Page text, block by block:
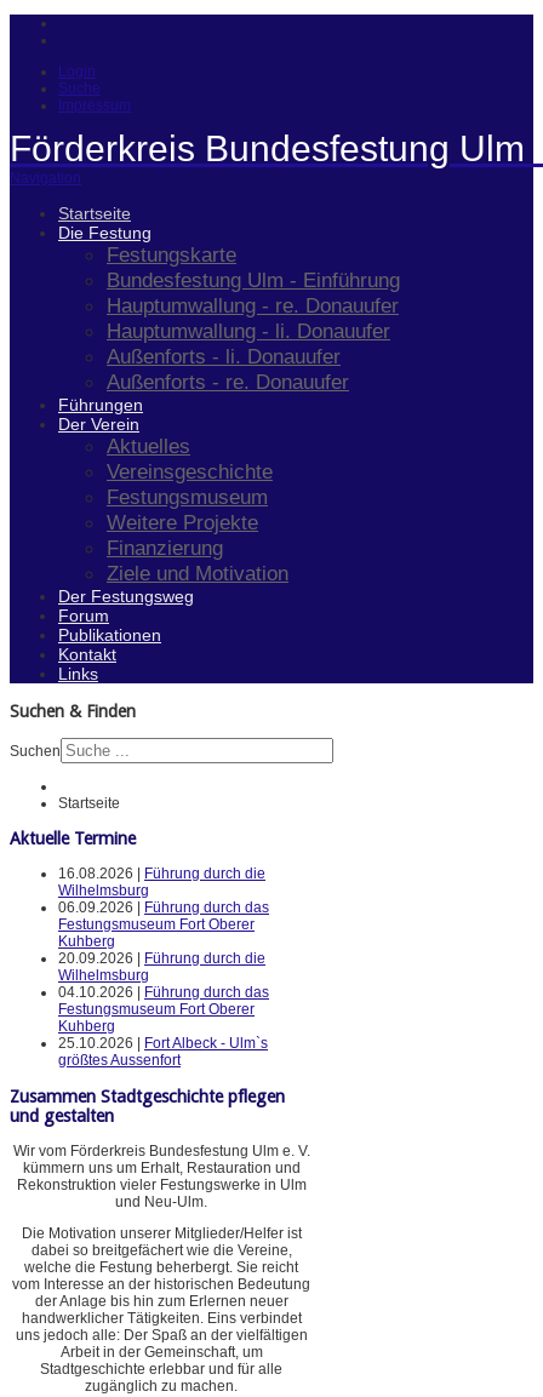
Login
Suche
Impressum
Förderkreis Bundesfestung Ulm
Navigation
Startseite
Die Festung
Festungskarte
Bundesfestung Ulm - Einführung
Hauptumwallung - re. Donauufer
Hauptumwallung - li. Donauufer
Außenforts - li. Donauufer
Außenforts - re. Donauufer
Führungen
Der Verein
Aktuelles
Vereinsgeschichte
Festungsmuseum
Weitere Projekte
Finanzierung
Ziele und Motivation
Der Festungsweg
Forum
Publikationen
Kontakt
Links
Suchen & Finden
Suchen
Startseite
Aktuelle Termine
16.08.2026 |
Führung durch die
Wilhelmsburg
06.09.2026 |
Führung durch das
Festungsmuseum Fort Oberer
Kuhberg
20.09.2026 |
Führung durch die
Wilhelmsburg
04.10.2026 |
Führung durch das
Festungsmuseum Fort Oberer
Kuhberg
25.10.2026 |
Fort Albeck - Ulm`s
größtes Aussenfort
Zusammen Stadtgeschichte pflegen
und gestalten
Wir vom Förderkreis Bundesfestung Ulm e. V.
kümmern uns um Erhalt, Restauration und
Rekonstruktion vieler Festungswerke in Ulm
und Neu-Ulm.
Die Motivation unserer Mitglieder/Helfer ist
dabei so breitgefächert wie die Vereine,
welche die Festung beherbergt. Sie reicht
vom Interesse an der historischen Bedeutung
der Anlage bis hin zum Erlernen neuer
handwerklicher Tätigkeiten. Eins verbindet
uns jedoch alle: Der Spaß an der vielfältigen
Arbeit in der Gemeinschaft, um
Stadtgeschichte erlebbar und für alle
zugänglich zu machen.